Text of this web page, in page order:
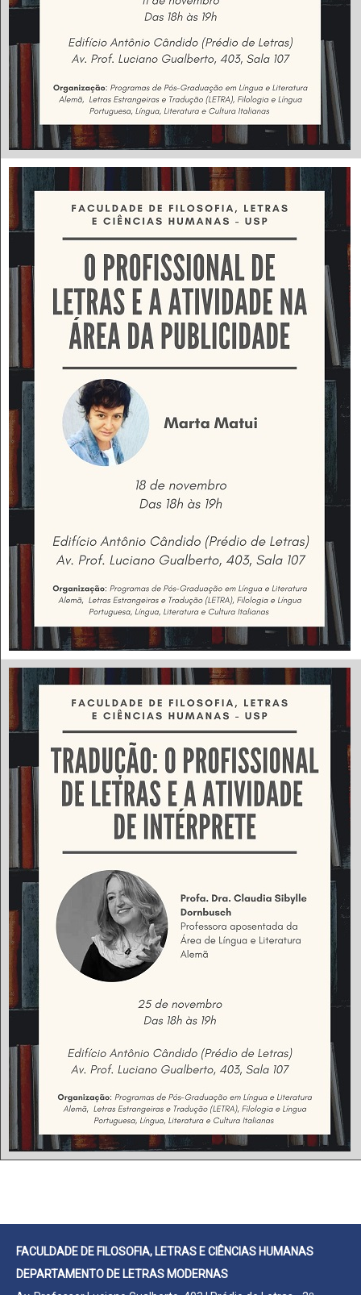
FACULDADE DE FILOSOFIA, LETRAS E CIÊNCIAS HUMANAS
DEPARTAMENTO DE LETRAS MODERNAS